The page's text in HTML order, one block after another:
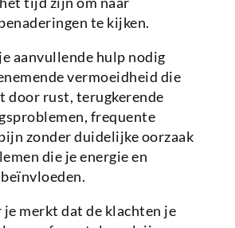
te kijken.
aanvullende hulp nodig
vermoeidheid die
door rust, terugkerende
frequente
zonder duidelijke oorzaak
die je energie en
je merkt dat de klachten je